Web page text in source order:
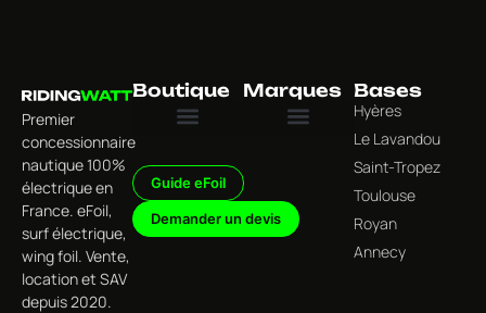
Premier
concessionnaire
nautique 100%
électrique en
France. eFoil,
surf électrique,
wing foil. Vente,
location et SAV
depuis 2020.
Boutique
Guide eFoil
Demander un devis
Marques Bases
Hyères
Le Lavandou
Saint-Tropez
Toulouse
Royan
Annecy